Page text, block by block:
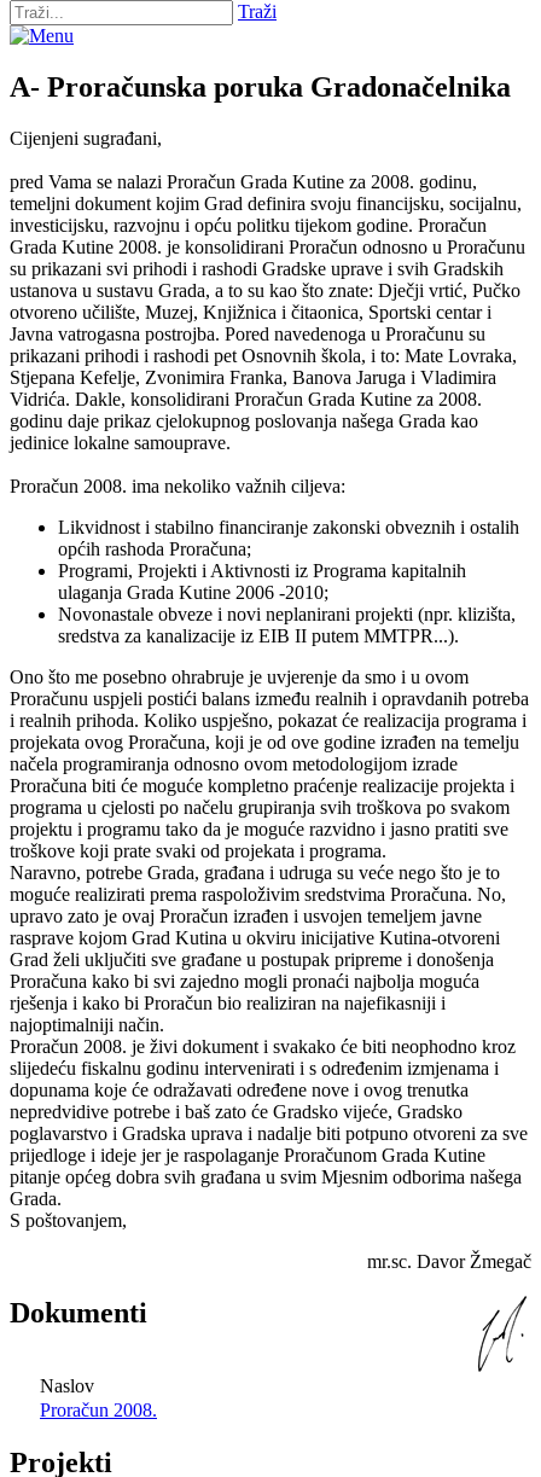
Traži
A- Proračunska poruka Gradonačelnika
Cijenjeni sugrađani,
pred Vama se nalazi Proračun Grada Kutine za 2008. godinu,
temeljni dokument kojim Grad definira svoju financijsku, socijalnu,
investicijsku, razvojnu i opću politku tijekom godine. Proračun
Grada Kutine 2008. je konsolidirani Proračun odnosno u Proračunu
su prikazani svi prihodi i rashodi Gradske uprave i svih Gradskih
ustanova u sustavu Grada, a to su kao što znate: Dječji vrtić, Pučko
otvoreno učilište, Muzej, Knjižnica i čitaonica, Sportski centar i
Javna vatrogasna postrojba. Pored navedenoga u Proračunu su
prikazani prihodi i rashodi pet Osnovnih škola, i to: Mate Lovraka,
Stjepana Kefelje, Zvonimira Franka, Banova Jaruga i Vladimira
Vidrića. Dakle, konsolidirani Proračun Grada Kutine za 2008.
godinu daje prikaz cjelokupnog poslovanja našega Grada kao
jedinice lokalne samouprave.
Proračun 2008. ima nekoliko važnih ciljeva:
Likvidnost i stabilno financiranje zakonski obveznih i ostalih
općih rashoda Proračuna;
Programi, Projekti i Aktivnosti iz Programa kapitalnih
ulaganja Grada Kutine 2006 -2010;
Novonastale obveze i novi neplanirani projekti (npr. klizišta,
sredstva za kanalizacije iz EIB II putem MMTPR...).
Ono što me posebno ohrabruje je uvjerenje da smo i u ovom
Proračunu uspjeli postići balans između realnih i opravdanih potreba
i realnih prihoda. Koliko uspješno, pokazat će realizacija programa i
projekata ovog Proračuna, koji je od ove godine izrađen na temelju
načela programiranja odnosno ovom metodologijom izrade
Proračuna biti će moguće kompletno praćenje realizacije projekta i
programa u cjelosti po načelu grupiranja svih troškova po svakom
projektu i programu tako da je moguće razvidno i jasno pratiti sve
troškove koji prate svaki od projekata i programa.
Naravno, potrebe Grada, građana i udruga su veće nego što je to
moguće realizirati prema raspoloživim sredstvima Proračuna. No,
upravo zato je ovaj Proračun izrađen i usvojen temeljem javne
rasprave kojom Grad Kutina u okviru inicijative Kutina-otvoreni
Grad želi uključiti sve građane u postupak pripreme i donošenja
Proračuna kako bi svi zajedno mogli pronaći najbolja moguća
rješenja i kako bi Proračun bio realiziran na najefikasniji i
najoptimalniji način.
Proračun 2008. je živi dokument i svakako će biti neophodno kroz
slijedeću fiskalnu godinu intervenirati i s određenim izmjenama i
dopunama koje će odražavati određene nove i ovog trenutka
nepredvidive potrebe i baš zato će Gradsko vijeće, Gradsko
poglavarstvo i Gradska uprava i nadalje biti potpuno otvoreni za sve
prijedloge i ideje jer je raspolaganje Proračunom Grada Kutine
pitanje općeg dobra svih građana u svim Mjesnim odborima našega
Grada.
S poštovanjem,
mr.sc. Davor Žmegač
Dokumenti
Naslov
Proračun 2008.
Projekti